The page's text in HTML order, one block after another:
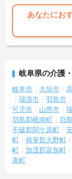
あなたにお
岐阜県の介護
岐阜市 大垣市
瑞浪市
羽島市
可児市
山県市
羽島郡岐南町
羽
不破郡関ケ原町
町
揖斐郡大野町
町
加茂郡富加町
嵩町